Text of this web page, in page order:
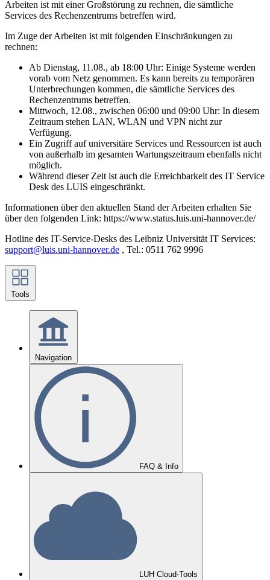
Arbeiten ist mit einer Großstörung zu rechnen, die sämtliche
Services des Rechenzentrums betreffen wird.
Im Zuge der Arbeiten ist mit folgenden Einschränkungen zu
rechnen:
Ab Dienstag, 11.08., ab 18:00 Uhr: Einige Systeme werden
vorab vom Netz genommen. Es kann bereits zu temporären
Unterbrechungen kommen, die sämtliche Services des
Rechenzentrums betreffen.
Mittwoch, 12.08., zwischen 06:00 und 09:00 Uhr: In diesem
Zeitraum stehen LAN, WLAN und VPN nicht zur
Verfügung.
Ein Zugriff auf universitäre Services und Ressourcen ist auch
von außerhalb im gesamten Wartungszeitraum ebenfalls nicht
möglich.
Während dieser Zeit ist auch die Erreichbarkeit des IT Service
Desk des LUIS eingeschränkt.
Informationen über den aktuellen Stand der Arbeiten erhalten Sie
über den folgenden Link: https://www.status.luis.uni-hannover.de/
Hotline des IT-Service-Desks des Leibniz Universität IT Services:
support@luis.uni-hannover.de , Tel.: 0511 762 9996
Tools
Navigation
FAQ & Info
LUH Cloud-Tools